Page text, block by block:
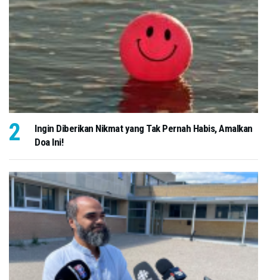
Ingin Diberikan Nikmat yang Tak Pernah Habis, Amalkan
Doa Ini!